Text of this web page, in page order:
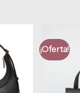
¡Oferta!